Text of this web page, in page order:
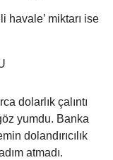
havale’ miktarı ise
dolarlık çalıntı
yumdu. Banka
dolandırıcılık
atmadı.